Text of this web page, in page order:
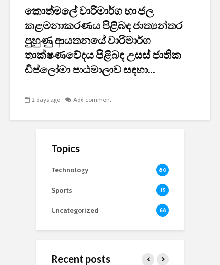
කොත්මලේ වාරිමාර්ග හා ජල
කළමනාකරණය පිළිබඳ ජාත්‍යන්තර
පුහුණු ආයතනයේ වාරිමාර්ග
තාක්ෂණවේදය පිළිබඳ උසස් ජාතික
ඩිප්ලෝමා පාඨමාලාව සඳහා...
2 days ago Add comment
Topics
Technology 80
Sports 15
Uncategorized 68
Recent posts